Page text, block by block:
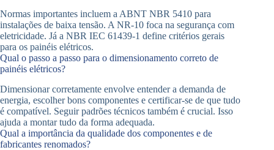
Normas importantes incluem a ABNT NBR 5410 para
instalações de baixa tensão. A NR-10 foca na segurança com
eletricidade. Já a NBR IEC 61439-1 define critérios gerais
para os painéis elétricos.
Qual o passo a passo para o dimensionamento correto de
painéis elétricos?
Dimensionar corretamente envolve entender a demanda de
energia, escolher bons componentes e certificar-se de que tudo
é compatível. Seguir padrões técnicos também é crucial. Isso
ajuda a montar tudo da forma adequada.
Qual a importância da qualidade dos componentes e de
fabricantes renomados?